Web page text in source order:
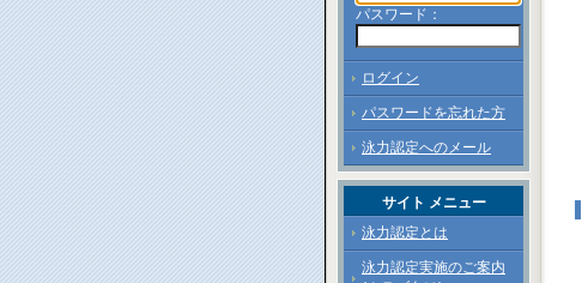
パスワード：
ログイン
パスワードを忘れた方
泳力認定へのメール
サイト メニュー
泳力認定とは
泳力認定実施のご案内